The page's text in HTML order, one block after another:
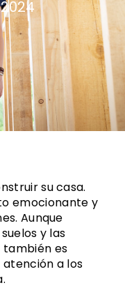
su casa.
emocionante y
Aunque
y las
también es
a los